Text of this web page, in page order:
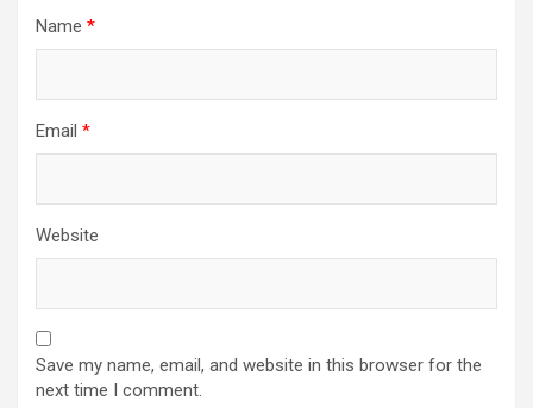
Name *
Email *
Website
Save my name, email, and website in this browser for the
next time I comment.